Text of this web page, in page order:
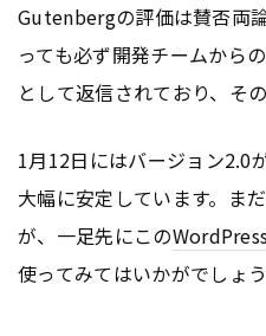
Gutenbergの評価は賛否両
っても必ず開発チームから
として返信されており、そ
1月12日にはバージョン2.0
大幅に安定しています。ま
が、一足先にこの
使ってみてはいかがでしょう